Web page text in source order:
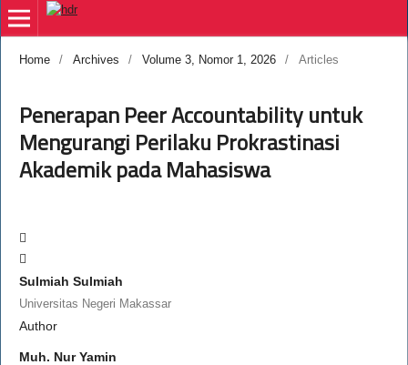
Home / Archives / Volume 3, Nomor 1, 2026 / Articles
Penerapan Peer Accountability untuk
Mengurangi Perilaku Prokrastinasi
Akademik pada Mahasiswa
Sulmiah Sulmiah
Universitas Negeri Makassar
Author
Muh. Nur Yamin